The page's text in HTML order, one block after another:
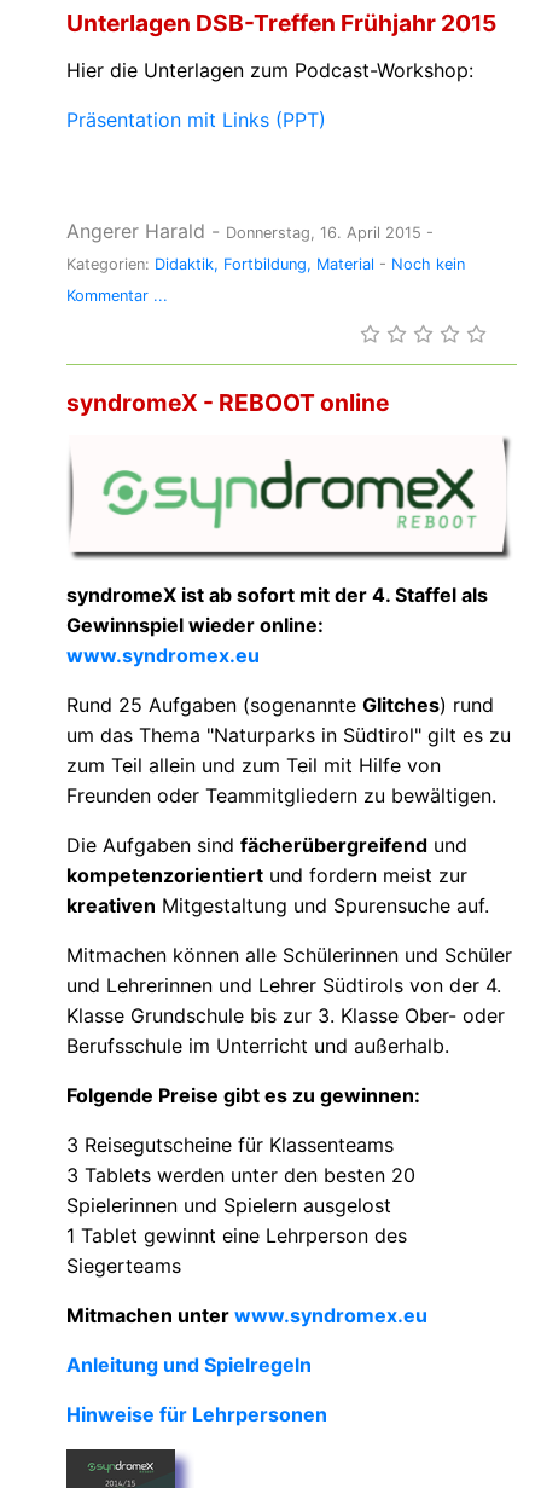
Unterlagen DSB-Treffen Frühjahr 2015
Hier die Unterlagen zum Podcast-Workshop:
Präsentation mit Links (PPT)
Angerer Harald - Donnerstag, 16. April 2015 -
Kategorien: Didaktik Fortbildung Material - Noch kein
Kommentar ...
syndromeX - REBOOT online
syndromeX ist ab sofort mit der 4. Staffel als
Gewinnspiel wieder online:
www.syndromex.eu
Rund 25 Aufgaben (sogenannte Glitches) rund
um das Thema "Naturparks in Südtirol" gilt es zu
zum Teil allein und zum Teil mit Hilfe von
Freunden oder Teammitgliedern zu bewältigen.
Die Aufgaben sind fächerübergreifend und
kompetenzorientiert und fordern meist zur
kreativen Mitgestaltung und Spurensuche auf.
Mitmachen können alle Schülerinnen und Schüler
und Lehrerinnen und Lehrer Südtirols von der 4.
Klasse Grundschule bis zur 3. Klasse Ober- oder
Berufsschule im Unterricht und außerhalb.
Folgende Preise gibt es zu gewinnen:
3 Reisegutscheine für Klassenteams
3 Tablets werden unter den besten 20
Spielerinnen und Spielern ausgelost
1 Tablet gewinnt eine Lehrperson des
Siegerteams
Mitmachen unter www.syndromex.eu
Anleitung und Spielregeln
Hinweise für Lehrpersonen